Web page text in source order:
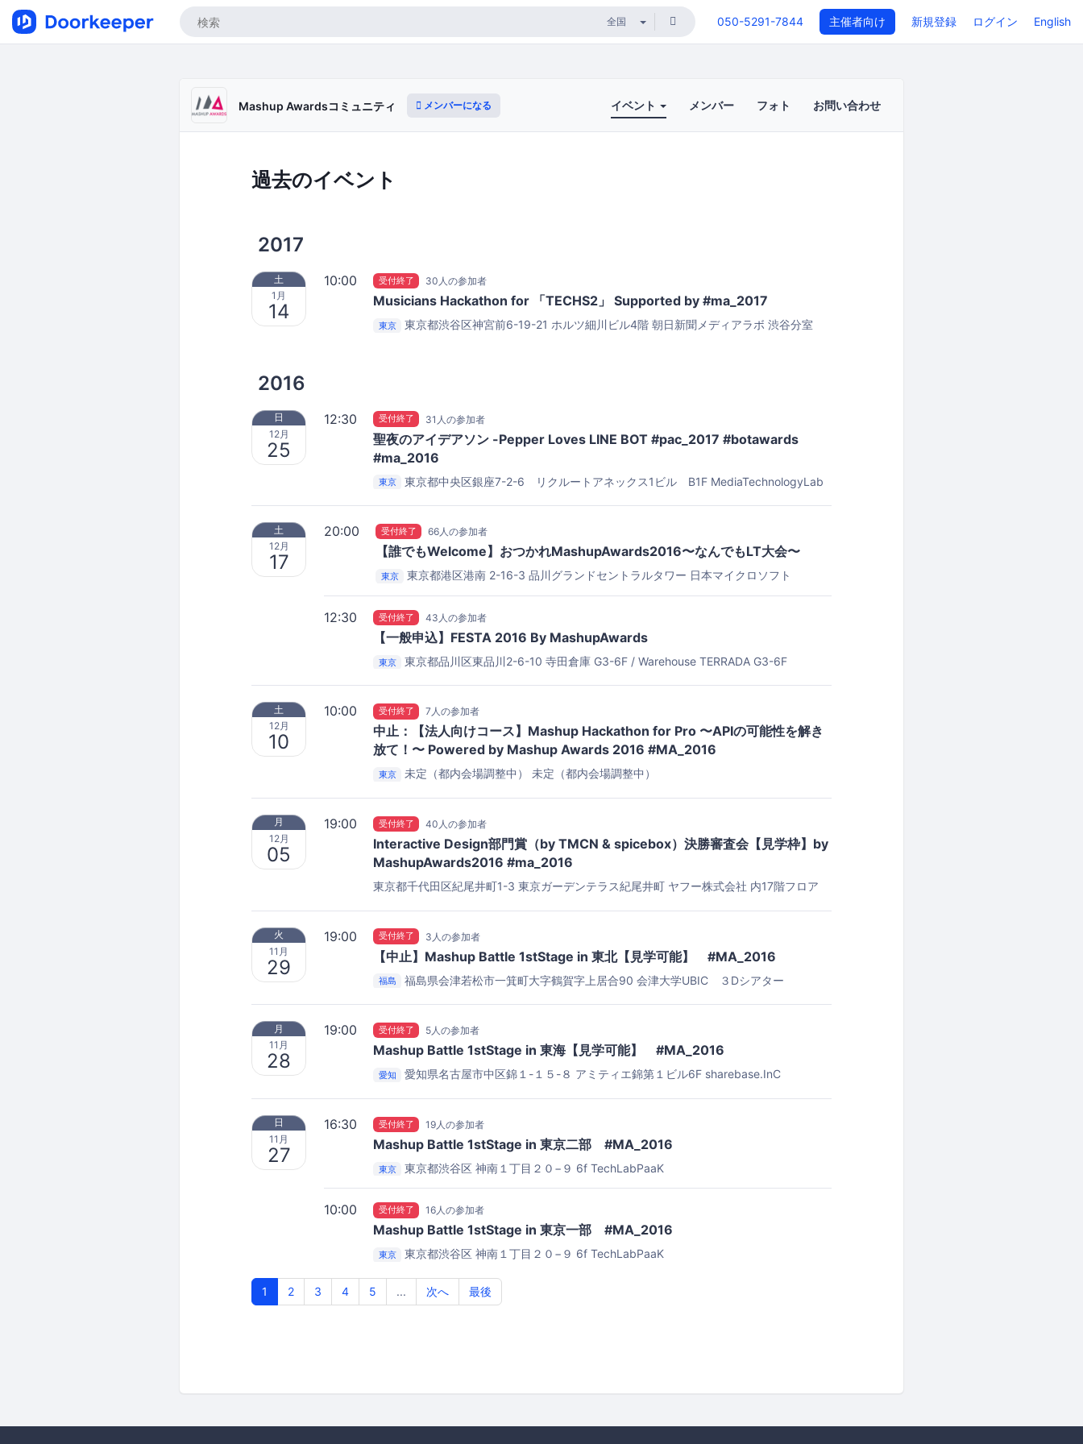
050-5291-7844 主催者向け 新規登録 ログイン English
Mashup Awardsコミュニティ メンバーになる イベント メンバー フォト お問い合わせ
過去のイベント
2017
土
1月
14
10:00 受付終了 30人の参加者
Musicians Hackathon for 「TECHS2」 Supported by #ma_2017
東京 東京都渋谷区神宮前6-19-21 ホルツ細川ビル4階 朝日新聞メディアラボ 渋谷分室
2016
日
12月
25
12:30 受付終了 31人の参加者
聖夜のアイデアソン -Pepper Loves LINE BOT #pac_2017 #botawards
#ma_2016
東京 東京都中央区銀座7-2-6 リクルートアネックス1ビル B1F MediaTechnologyLab
土
12月
17
20:00 受付終了 66人の参加者
【誰でもWelcome】おつかれMashupAwards2016〜なんでもLT大会〜
東京 東京都港区港南 2-16-3 品川グランドセントラルタワー 日本マイクロソフト
12:30 受付終了 43人の参加者
【一般申込】FESTA 2016 By MashupAwards
東京 東京都品川区東品川2-6-10 寺田倉庫 G3-6F / Warehouse TERRADA G3-6F
土
12月
10
10:00 受付終了 7人の参加者
中止：【法人向けコース】Mashup Hackathon for Pro 〜APIの可能性を解き
放て！〜 Powered by Mashup Awards 2016 #MA_2016
東京 未定（都内会場調整中） 未定（都内会場調整中）
月
12月
05
19:00 受付終了 40人の参加者
Interactive Design部門賞（by TMCN & spicebox）決勝審査会【見学枠】by
MashupAwards2016 #ma_2016
東京都千代田区紀尾井町1-3 東京ガーデンテラス紀尾井町 ヤフー株式会社 内17階フロア
火
11月
29
19:00 受付終了 3人の参加者
【中止】Mashup Battle 1stStage in 東北【見学可能】 #MA_2016
福島 福島県会津若松市一箕町大字鶴賀字上居合90 会津大学UBIC ３Dシアター
月
11月
28
19:00 受付終了 5人の参加者
Mashup Battle 1stStage in 東海【見学可能】 #MA_2016
愛知 愛知県名古屋市中区錦１-１５-８ アミティエ錦第１ビル6F sharebase.InC
日
11月
27
16:30 受付終了 19人の参加者
Mashup Battle 1stStage in 東京二部 #MA_2016
東京 東京都渋谷区 神南１丁目２０−９ 6f TechLabPaaK
10:00 受付終了 16人の参加者
Mashup Battle 1stStage in 東京一部 #MA_2016
東京 東京都渋谷区 神南１丁目２０−９ 6f TechLabPaaK
1 2 3 4 5 ... 次へ 最後